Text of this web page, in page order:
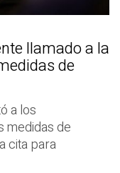
llamado a la
de
a los
medidas de
cita para